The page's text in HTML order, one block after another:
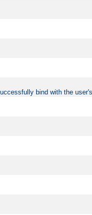
bind with the